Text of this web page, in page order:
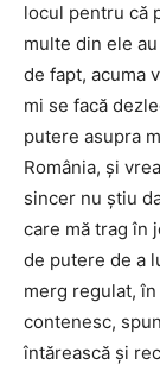
locul pentru că
multe din ele
de fapt, acuma
mi se facă
putere asupra
România, şi
sincer nu ştiu
care mă trag în
de putere de a
merg regulat,
contenesc,
întărească şi